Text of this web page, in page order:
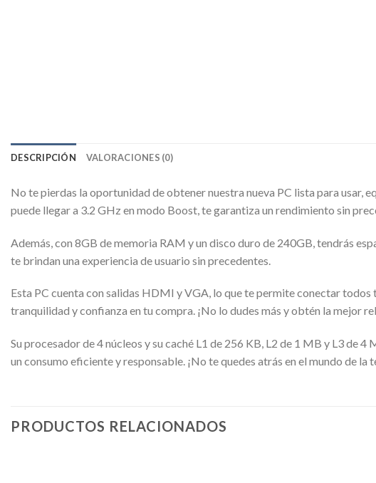
DESCRIPCIÓN VALORACIONES (0)
No te pierdas la oportunidad de obtener nuestra nueva PC lista para usar,
puede llegar a 3.2 GHz en modo Boost, te garantiza un rendimiento sin
Además, con 8GB de memoria RAM y un disco duro de 240GB, tendrás
te brindan una experiencia de usuario sin precedentes.
Esta PC cuenta con salidas HDMI y VGA, lo que te permite conectar
tranquilidad y confianza en tu compra. ¡No lo dudes más y obtén la mejor
Su procesador de 4 núcleos y su caché L1 de 256 KB, L2 de 1 MB y L3 de
un consumo eficiente y responsable. ¡No te quedes atrás en el mundo de
PRODUCTOS RELACIONADOS